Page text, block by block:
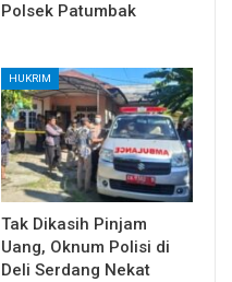
Polsek Patumbak
HUKRIM
Tak Dikasih Pinjam
Uang, Oknum Polisi di
Deli Serdang Nekat